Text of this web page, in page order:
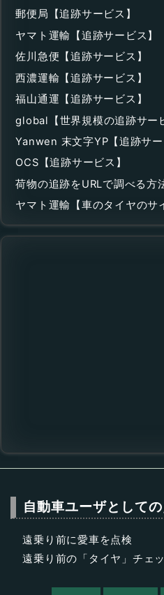
郵便局【追跡サービス】
ヤマト運輸【追跡サービス】
佐川急便【追跡サービス】
西濃運輸【追跡サービス】
福山通運【追跡サービス】
global【世界規模の追跡サー
Yanwen 末文字YP【追跡サー
OCS【追跡サービス】
荷物の追跡をURLで調べる方
ヤマト運輸【車のタイヤのサ
自動車ユーザとして
遠乗り前に愛車を点検
遠乗り前の「タイヤ」チェ